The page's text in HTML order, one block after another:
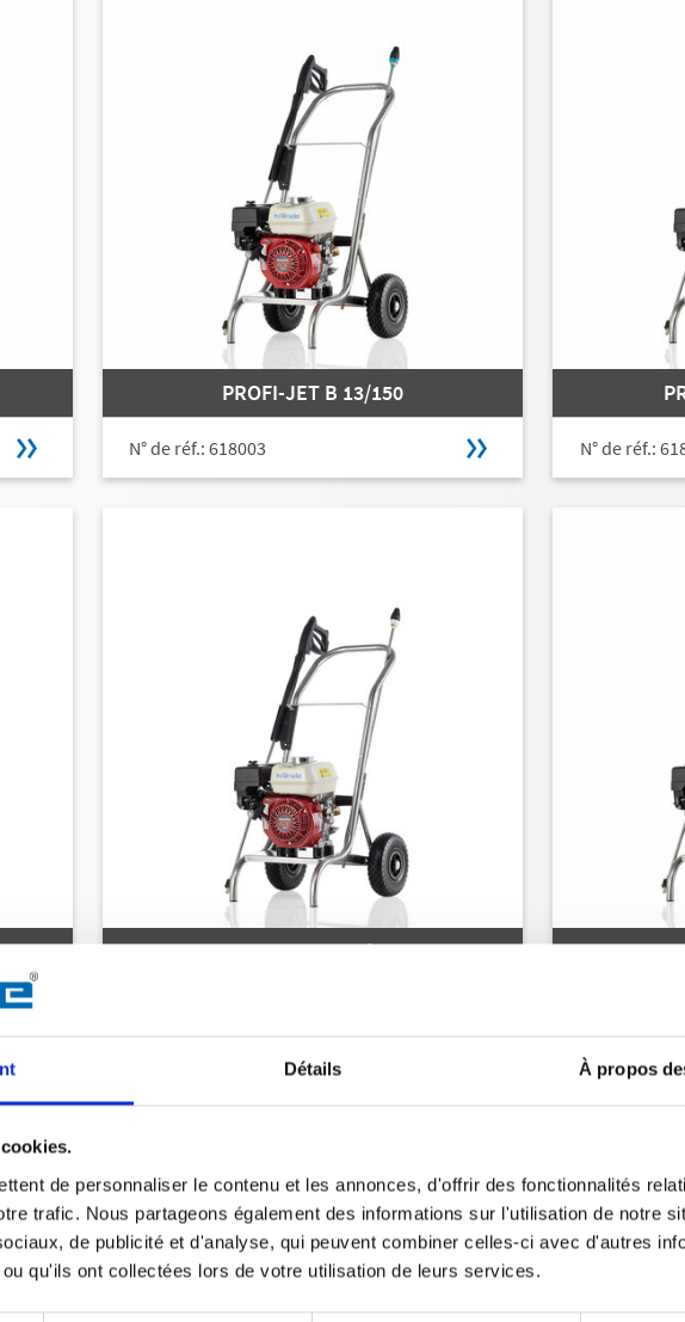
Détails À propos
de personnaliser le contenu et les annonces, d'offrir des fonctionnalités
trafic. Nous partageons également des informations sur l'utilisation de notre
de publicité et d'analyse, qui peuvent combiner celles-ci avec d'autres
qu'ils ont collectées lors de votre utilisation de leurs services.
PROFI-JET B 13/150
N° de réf.: 618003 N° de réf.:
PROFI-JET B 10/200